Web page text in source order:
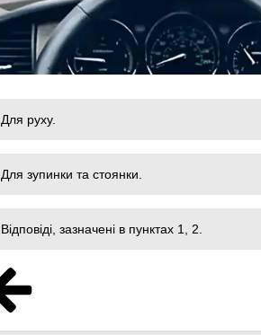
Для руху.
Для зупинки та стоянки.
Відповіді, зазначені в пунктах 1, 2.